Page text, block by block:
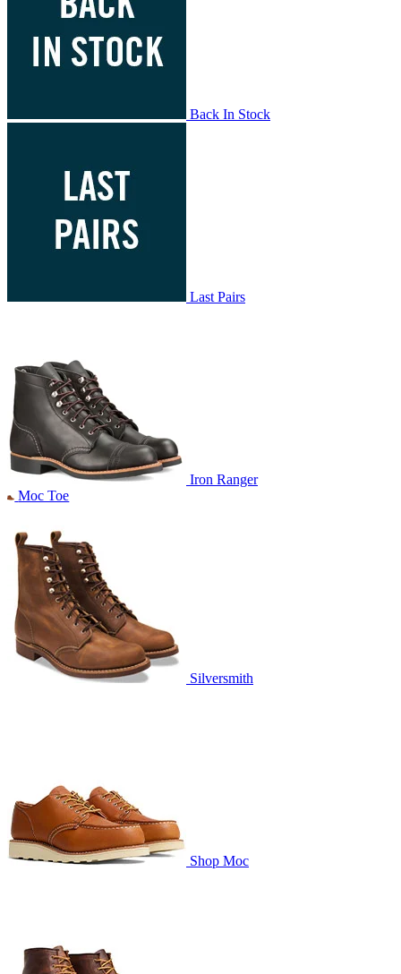
Back In Stock
Last Pairs
Iron Ranger
Moc Toe
Silversmith
Shop Moc